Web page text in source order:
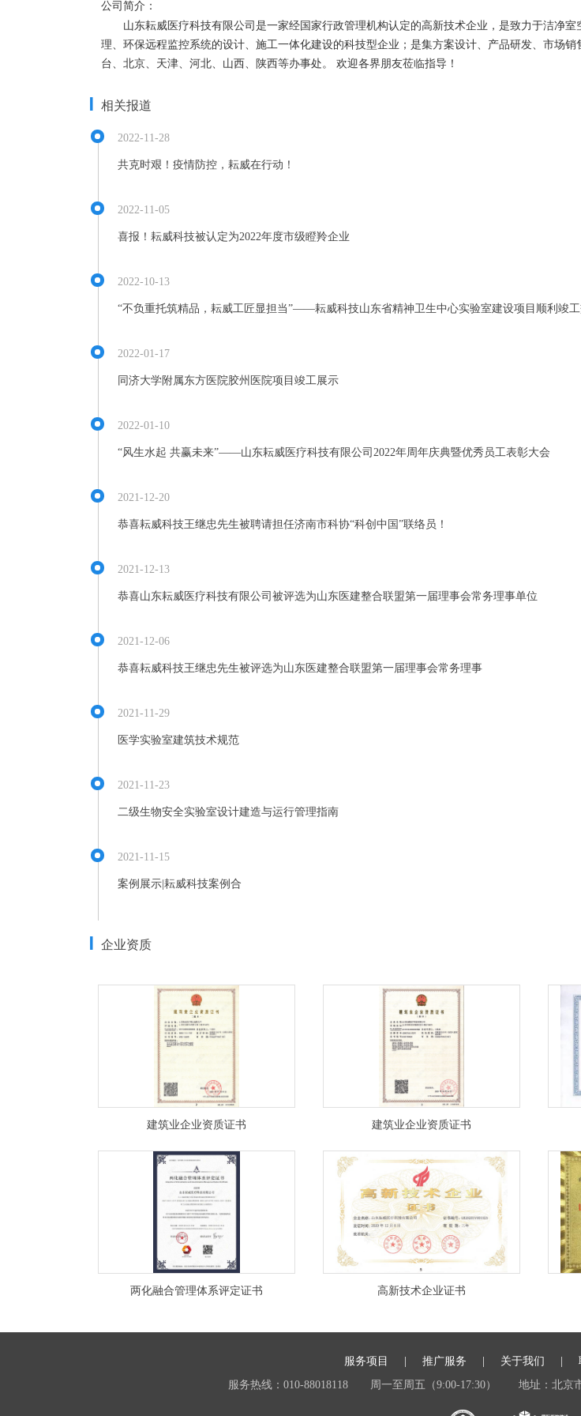
公司简介：
理、环保远程监控系统的设计、施工一体化建设的科技型企业；是集方案设计、产品研发、市场
台、北京、天津、河北、山西、陕西等办事处。 欢迎各界朋友莅临指导！
相关报道
2022-11-28
共克时艰！疫情防控，耘威在行动！
2022-11-05
喜报！耘威科技被认定为2022年度市级瞪羚企业
2022-10-13
“不负重托筑精品，耘威工匠显担当”——耘威科技山东省精神卫生中心实验室建设项目顺利竣工
2022-01-17
同济大学附属东方医院胶州医院项目竣工展示
2022-01-10
“风生水起 共赢未来”——山东耘威医疗科技有限公司2022年周年庆典暨优秀员工表彰大会
2021-12-20
恭喜耘威科技王继忠先生被聘请担任济南市科协“科创中国”联络员！
2021-12-13
恭喜山东耘威医疗科技有限公司被评选为山东医建整合联盟第一届理事会常务理事单位
2021-12-06
恭喜耘威科技王继忠先生被评选为山东医建整合联盟第一届理事会常务理事
2021-11-29
医学实验室建筑技术规范
2021-11-23
二级生物安全实验室设计建造与运行管理指南
2021-11-15
案例展示|耘威科技案例合
企业资质
建筑业企业资质证书 建筑业企业资质证书
两化融合管理体系评定证书 高新技术企业证书
服务项目 推广服务 关于我们
服务热线：010-88018118
周一至周五（9:00-17:30） 地址：北京